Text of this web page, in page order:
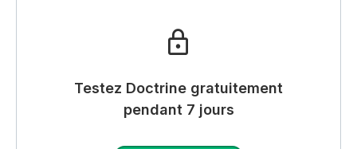
Testez Doctrine gratuitement
pendant 7 jours